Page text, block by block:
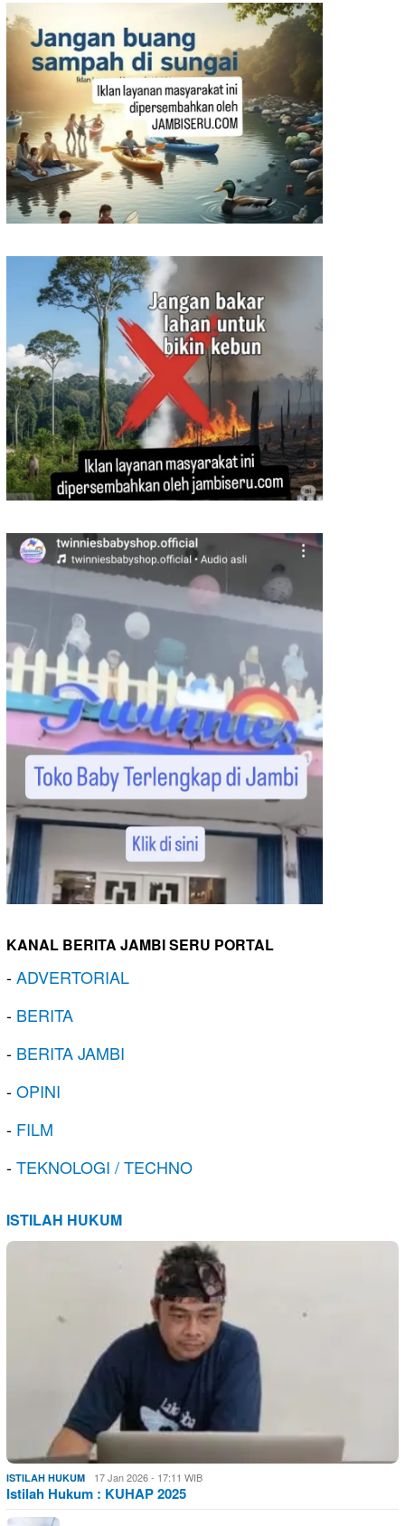
KANAL BERITA JAMBI SERU PORTAL
-ADVERTORIAL
- BERITA
- BERITA JAMBI
-OPINI
- FILM
-TEKNOLOGI / TECHNO
ISTILAH HUKUM
ISTILAH HUKUM 17 Jan 2026 - 17:11 WIB
Istilah Hukum : KUHAP 2025